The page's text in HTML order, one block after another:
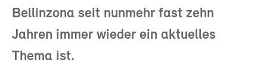
Bellinzona seit nunmehr fast zehn
Jahren immer wieder ein aktuelles
Thema ist.